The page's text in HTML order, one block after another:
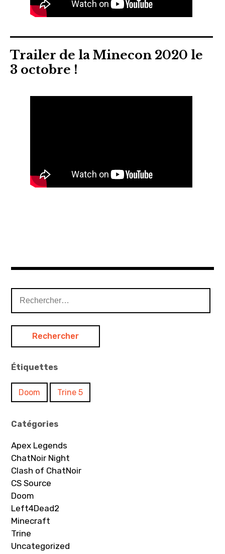
Trailer de la Minecon 2020 le
3 octobre !
Étiquettes
Doom Trine 5
Catégories
Apex Legends
ChatNoir Night
Clash of ChatNoir
CS Source
Doom
Left4Dead2
Minecraft
Trine
Uncategorized